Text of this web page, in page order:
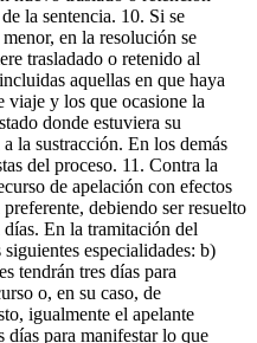
la sentencia. 10. Si se
en la resolución se
trasladado o retenido al
aquellas en que haya
viaje y los que ocasione la
donde estuviera su
la sustracción. En los demás
del proceso. 11. Contra la
de apelación con efectos
debiendo ser resuelto
En la tramitación del
especialidades: b)
tendrán tres días para
o, en su caso, de
igualmente el apelante
para manifestar lo que